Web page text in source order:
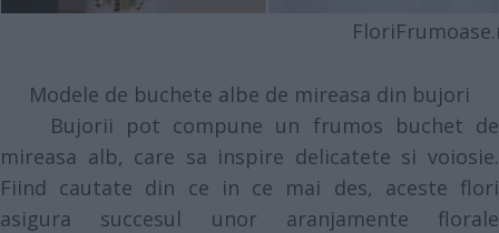
Modele de buchete albe de mireasa din bujori
Bujorii pot compune un frumos buchet de
mireasa alb, care sa inspire delicatete si voiosie.
Fiind cautate din ce in ce mai des, aceste flori
asigura succesul unor aranjamente florale